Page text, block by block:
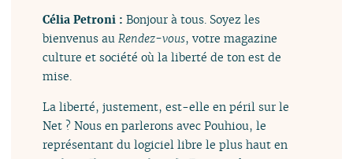
Célia Petroni :Bonjour à tous. Soyez les
bienvenus auRendez-vous, votre magazine
culture et société où la liberté de ton est de
mise.
La liberté, justement, est-elle en péril sur le
Net ? Nous en parlerons avec Pouhiou, le
représentant du logiciel libre le plus haut en